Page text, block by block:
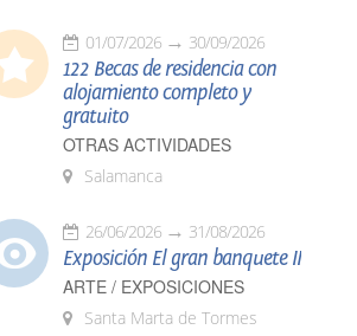
01/07/2026 30/09/2026
122 Becas de residencia con
alojamiento completo y
gratuito
OTRAS ACTIVIDADES
Salamanca
26/06/2026 31/08/2026
Exposición El gran banquete II
ARTE / EXPOSICIONES
Santa Marta de Tormes